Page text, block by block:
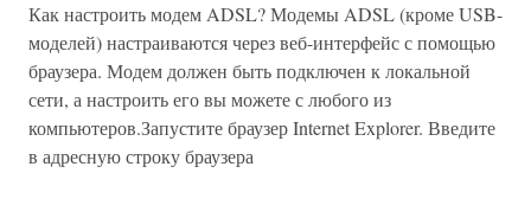
Как настроить модем ADSL? Модемы ADSL (кроме USB-
моделей) настраиваются через веб-интерфейс с помощью
браузера. Модем должен быть подключен к локальной
сети, а настроить его вы можете с любого из
компьютеров.Запустите браузер Internet Explorer. Введите
в адресную строку браузера